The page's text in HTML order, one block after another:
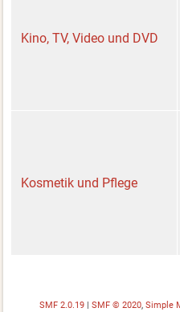
Kino, TV, Video und DVD
Kosmetik und Pflege
SMF 2.0.19 SMF © 2020, Simple